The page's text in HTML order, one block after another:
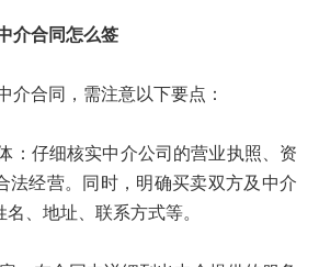
介合同怎么签
合同，需注意以下要点：
仔细核实中介公司的营业执照、资
法经营。同时，明确买卖双方及中介
、地址、联系方式等。